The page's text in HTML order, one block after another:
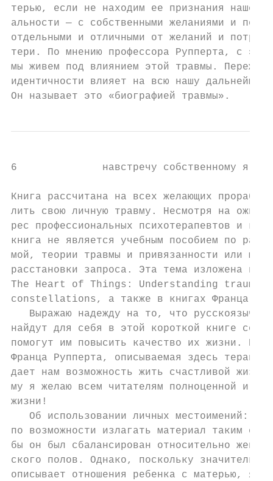
терью, если не находим ее признания нашей
альности — с собственными желаниями и
отдельными и отличными от желаний и
тери. По мнению профессора Рупперта, с
мы живем под влиянием этой травмы.
идентичности влияет на всю нашу дальнейшую
Он называет это «биографией травмы».
6              навстречу собственному я
Книга рассчитана на всех желающих
лить свою личную травму. Несмотря на
рес профессиональных психотерапевтов и
книга не является учебным пособием по
мой, теории травмы и привязанности или
расстановки запроса. Эта тема изложена в
The Heart of Things: Understanding trauma
constellations, а также в книгах Франца
Выражаю надежду на то, что
найдут для себя в этой короткой книге
помогут им повысить качество их жизни. По
Франца Рупперта, описываемая здесь терапия
дает нам возможность жить счастливой
му я желаю всем читателям полноценной и
жизни!
Об использовании личных местоимений: я
по возможности излагать материал таким
бы он был сбалансирован относительно
ского полов. Однако, поскольку
описывает отношения ребенка с матерью, я